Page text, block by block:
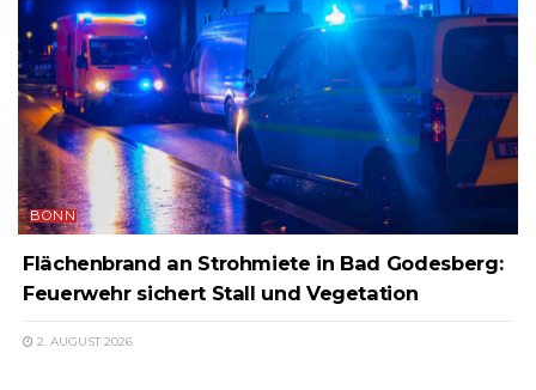
BONN
Flächenbrand an Strohmiete in Bad Godesberg:
Feuerwehr sichert Stall und Vegetation
2. AUGUST 2026